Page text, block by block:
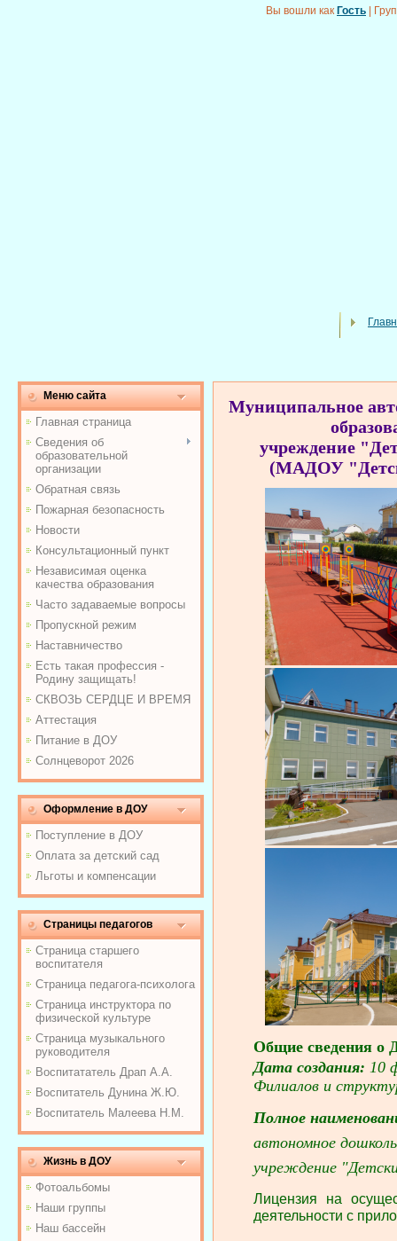
Вы вошли как Гость
Меню сайта
Главная страница
Сведения об
образовательной
организации
Обратная связь
Пожарная безопасность
Новости
Консультационный пункт
Независимая оценка
качества образования
Часто задаваемые вопросы
Пропускной режим
Наставничество
Есть такая профессия -
Родину защищать!
СКВОЗЬ СЕРДЦЕ И ВРЕМЯ
Аттестация
Питание в ДОУ
Солнцеворот 2026
Оформление в ДОУ
Поступление в ДОУ
Оплата за детский сад
Льготы и компенсации
Страницы педагогов
Страница старшего
воспитателя
Страница педагога-психолога
Страница инструктора по
физической культуре
Страница музыкального
руководителя
Воспитататель Драп А.А.
Воспитатель Дунина Ж.Ю.
Воспитатель Малеева Н.М.
Жизнь в ДОУ
Фотоальбомы
Наши группы
Наш бассейн
Муниципальное
учреждение
(МАДОУ
Общие сведения о
Дата создания: 10
Филиалов и
Полное
автономное
учреждение
Лицензия на
деятельности с